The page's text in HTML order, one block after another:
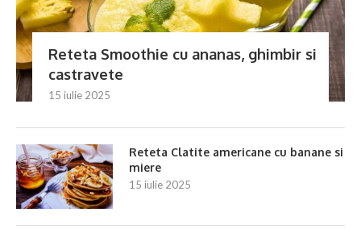
Reteta Smoothie cu ananas, ghimbir si
castravete
15 iulie 2025
Reteta Clatite americane cu banane si
miere
15 iulie 2025